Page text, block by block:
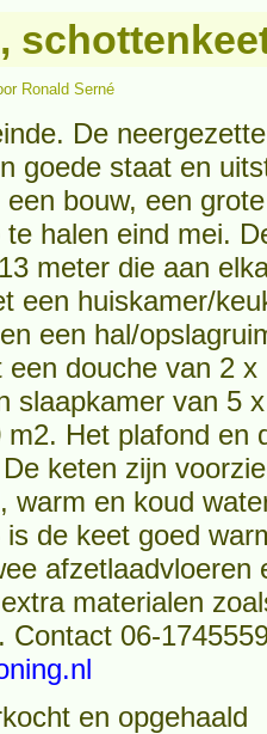
Ronald Serné
De
goede staat en
bouw, een
halen eind mei.
meter die aan
een huiskamer/
een hal/
douche van 2
slaapkamer van 5
Het plafond en
keten zijn
warm en koud
de keet goed
afzetlaadvloeren
materialen
Contact 06-
en opgehaald